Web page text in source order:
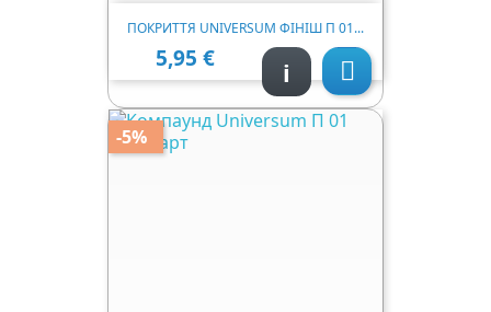
ПОКРИТТЯ UNIVERSUM ФІНІШ П 01...
Ціна
5,95 € 
i
-5%